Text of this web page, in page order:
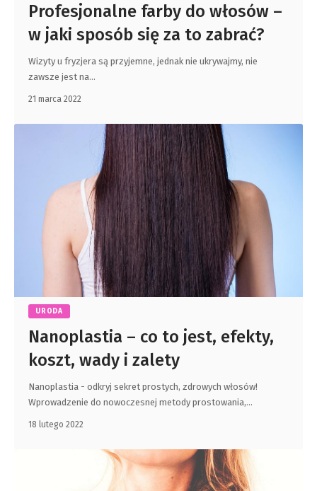
Profesjonalne farby do włosów –
w jaki sposób się za to zabrać?
Wizyty u fryzjera są przyjemne, jednak nie ukrywajmy, nie
zawsze jest na…
21 marca 2022
URODA
Nanoplastia – co to jest, efekty,
koszt, wady i zalety
Nanoplastia - odkryj sekret prostych, zdrowych włosów!
Wprowadzenie do nowoczesnej metody prostowania,…
18 lutego 2022